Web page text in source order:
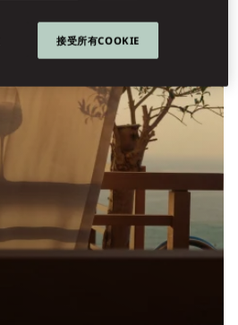
接受所有COOKIE